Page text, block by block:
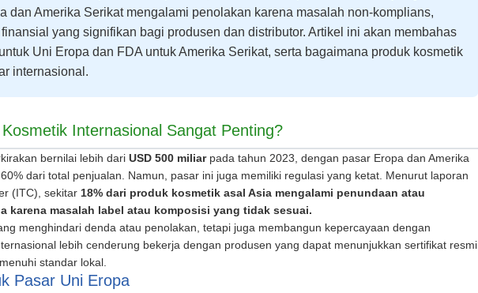
dan Amerika Serikat mengalami penolakan karena masalah non-komplians,
yang signifikan bagi produsen dan distributor. Artikel ini akan membahas
Uni Eropa dan FDA untuk Amerika Serikat, serta bagaimana produk kosmetik
internasional.
Internasional Sangat Penting?
bernilai lebih dari USD 500 miliarpada tahun 2023, dengan pasar Eropa dan Amerika
dari total penjualan. Namun, pasar ini juga memiliki regulasi yang ketat. Menurut laporan
(ITC), sekitar 18% dari produk kosmetik asal Asia mengalami penundaan atau
karena masalah label atau komposisi yang tidak sesuai.
menghindari denda atau penolakan, tetapi juga membangun kepercayaan dengan
lebih cenderung bekerja dengan produsen yang dapat menunjukkan sertifikat resmi
standar lokal.
Pasar Uni Eropa